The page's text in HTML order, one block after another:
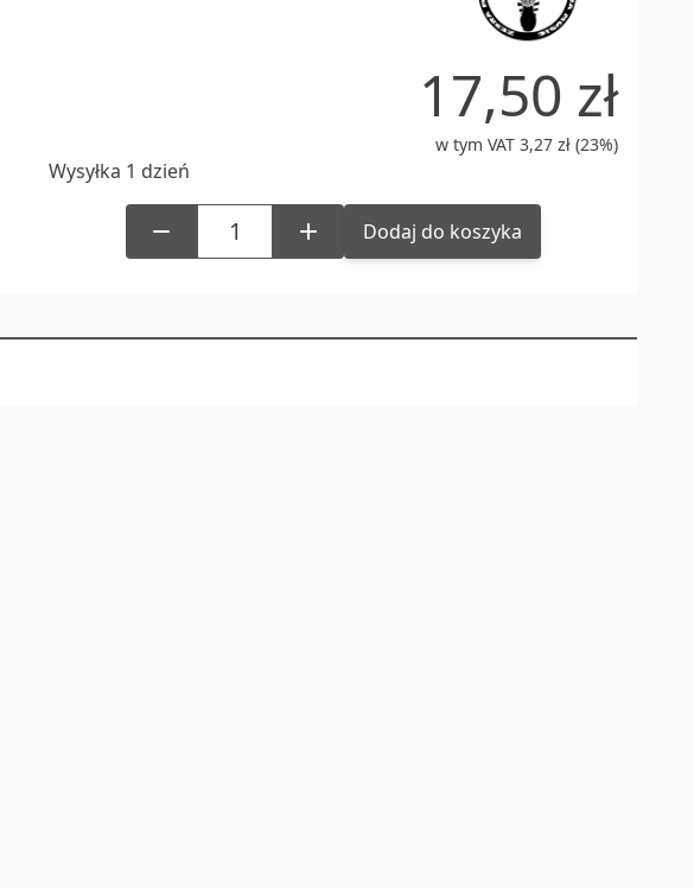
17,50 zł
w tym VAT 3,27 zł (23%)
Wysyłka 1 dzień
Dodaj do koszyka